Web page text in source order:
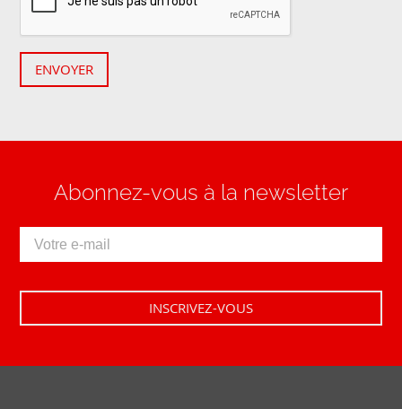
ENVOYER
Abonnez-vous à la newsletter